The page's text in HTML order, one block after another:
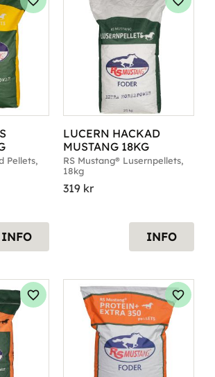
Pellets,
Lägg till i favoriter
INFO
LUCERN HACKAD
MUSTANG 18KG
RS Mustang® Lusernpellets,
18kg
319 kr
Lägg
INFO
Lägg till i favoriter Lägg